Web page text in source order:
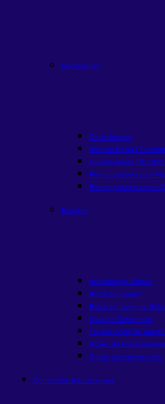
Recorrentes
Onde Investir
Rico na Bolsa |
Quanto rende R$
Renda passiva com Fiis
Renda passiva com
Estudos
Metodologia Buffett
ARCA funciona?
Bolsa vs. corte da Selic
Guia de Dividendos
Fiis em ciclos de
Ações da bolsa
O que são memecoins
Conteúdos Educacionais